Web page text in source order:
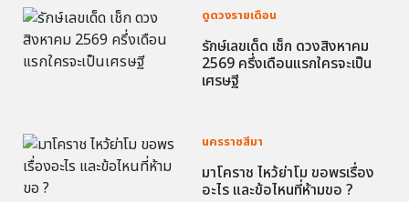
ดูดวงรายเดือน
รักษ์เลขเด็ด เช็ก ดวงสิงหาคม
2569 ครึ่งเดือนแรกใครจะเป็น
เศรษฐี
นครราชสีมา
มาโคราช ไหว้ย่าโม ขอพรเรื่อง
อะไร และข้อไหนที่ห้ามขอ ?